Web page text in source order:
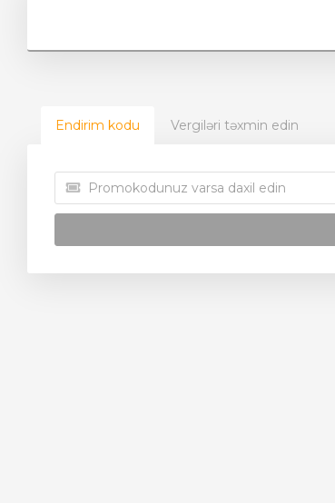
Endirim kodu Vergiləri təxmin edin